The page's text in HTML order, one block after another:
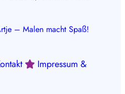
– Malen macht Spaß!
Impressum &